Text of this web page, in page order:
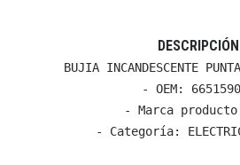
DESCRIPCIÓN
BUJIA INCANDESCENTE
- OEM:
- Marca
- Categoría: